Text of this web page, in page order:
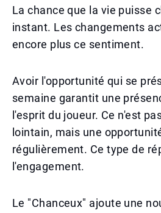
La chance que la vie puisse
instant. Les changements
encore plus ce sentiment.
Avoir l'opportunité qui se
semaine garantit une
l'esprit du joueur. Ce n'est
lointain, mais une
régulièrement. Ce type de
l'engagement.
Le "Chanceux" ajoute une